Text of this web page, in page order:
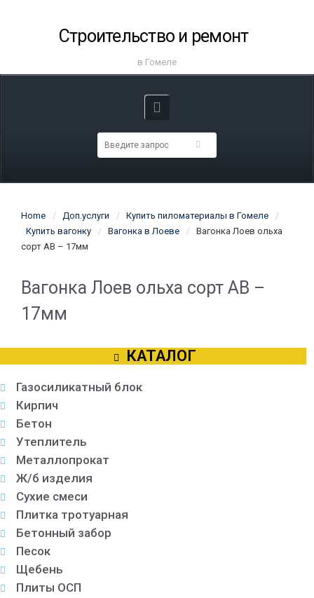
Строительство и ремонт
в Гомеле
Home Доп.услуги
Купить пиломатериалы в Гомеле
Купить вагонку
Вагонка в Лоеве
Вагонка Лоев ольха
сорт АВ – 17мм
Вагонка Лоев ольха сорт АВ –
17мм
КАТАЛОГ
Газосиликатный блок
Кирпич
Бетон
Утеплитель
Металлопрокат
Ж/б изделия
Сухие смеси
Плитка тротуарная
Бетонный забор
Песок
Щебень
Плиты ОСП